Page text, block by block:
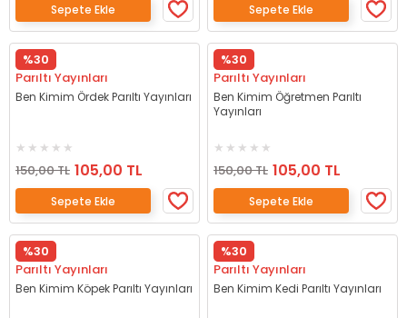
Sepete Ekle Sepete Ekle
%30
Parıltı Yayınları
Ben Kimim Ördek Parıltı Yayınları
150,00 TL 105,00 TL
Sepete Ekle
%30
Parıltı Yayınları
Ben Kimim Öğretmen Parıltı
Yayınları
150,00 TL 105,00 TL
Sepete Ekle
%30
Parıltı Yayınları
Ben Kimim Köpek Parıltı Yayınları
%30
Parıltı Yayınları
Ben Kimim Kedi Parıltı Yayınları